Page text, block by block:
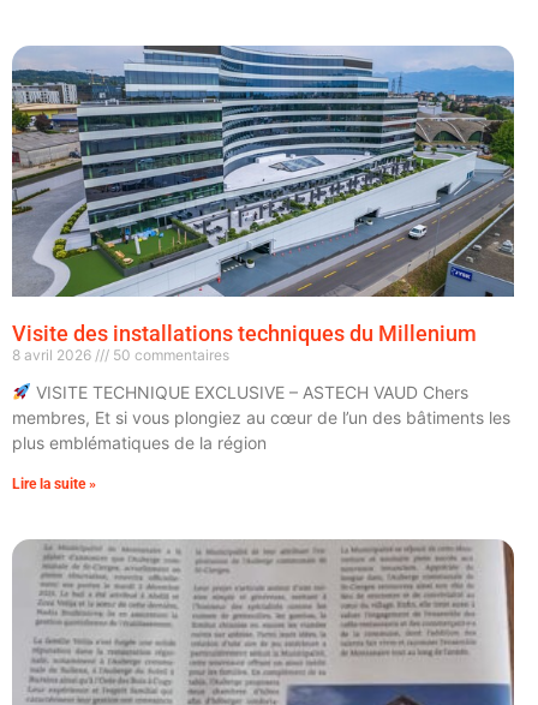
Visite des installations techniques du Millenium
8 avril 2026 50 commentaires
VISITE TECHNIQUE EXCLUSIVE – ASTECH VAUD Chers
membres, Et si vous plongiez au cœur de l’un des bâtiments les
plus emblématiques de la région
Lire la suite »